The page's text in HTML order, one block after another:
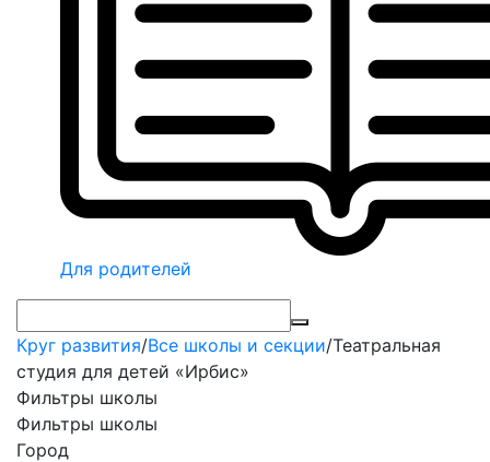
Для родителей
Круг развития/Все школы и секции/Театральная
студия для детей «Ирбис»
Фильтры школы
Фильтры школы
Город